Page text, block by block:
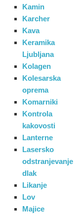
Kamin
Karcher
Kava
Keramika
Ljubljana
Kolagen
Kolesarska
oprema
Komarniki
Kontrola
kakovosti
Lanterne
Lasersko
odstranjevanje
dlak
Likanje
Lov
Majice